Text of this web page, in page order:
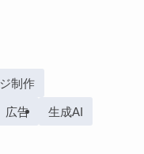
制作
広告 生成AI